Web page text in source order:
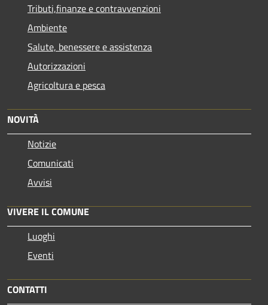
Tributi,finanze e contravvenzioni
Ambiente
Salute, benessere e assistenza
Autorizzazioni
Agricoltura e pesca
NOVITÀ
Notizie
Comunicati
Avvisi
VIVERE IL COMUNE
Luoghi
Eventi
CONTATTI